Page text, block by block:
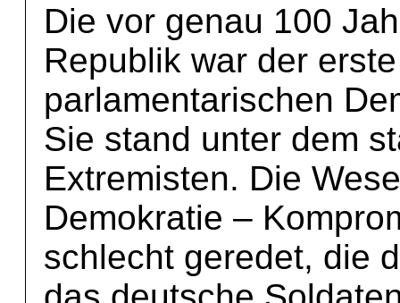
Die vor genau 100
Republik war der
parlamentarischen
Sie stand unter dem
Extremisten. Die
Demokratie –
schlecht geredet, die